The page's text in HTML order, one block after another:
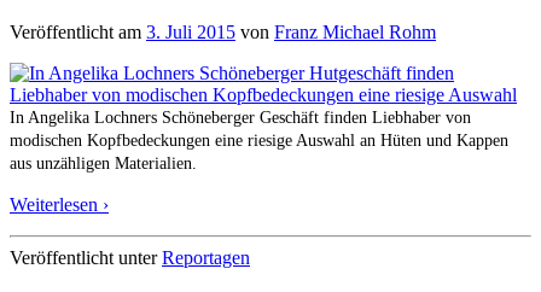
Veröffentlicht am 3. Juli 2015 von Franz Michael Rohm
In Angelika Lochners Schöneberger Geschäft finden Liebhaber von
modischen Kopfbedeckungen eine riesige Auswahl an Hüten und Kappen
aus unzähligen Materialien.
Weiterlesen ›
Veröffentlicht unterReportagen